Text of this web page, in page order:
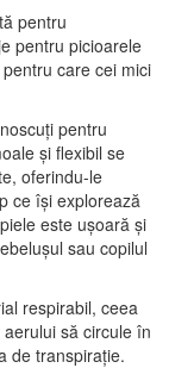
pentru
pentru picioarele
care cei mici
pentru
și flexibil se
oferindu-le
ce își explorează
este ușoară și
sau copilul
respirabil, ceea
să circule în
de transpirație.